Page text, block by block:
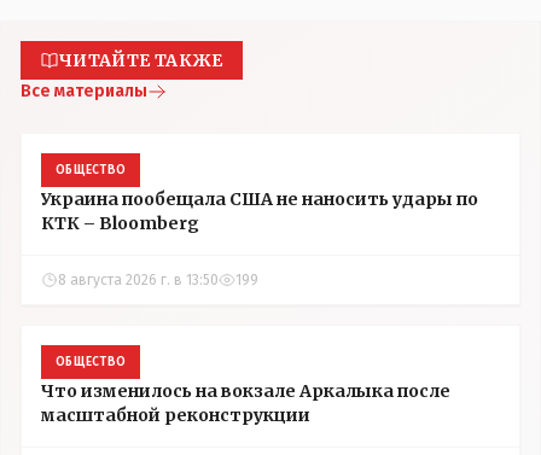
ЧИТАЙТЕ ТАКЖЕ
Все материалы
ОБЩЕСТВО
Украина пообещала США не наносить удары по
КТК – Bloomberg
8 августа 2026 г. в 13:50 199
ОБЩЕСТВО
Что изменилось на вокзале Аркалыка после
масштабной реконструкции